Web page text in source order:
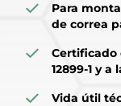
Para
de correa
Certificado
12899-1 y a
Vida útil